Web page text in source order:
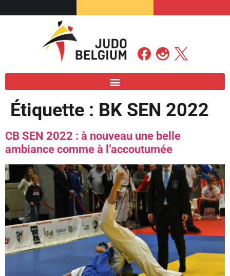
Étiquette : BK SEN 2022
CB SEN 2022 : à nouveau une belle
ambiance comme à l’accoutumée